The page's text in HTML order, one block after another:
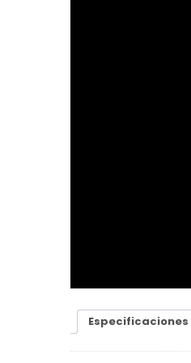
Especificaciones